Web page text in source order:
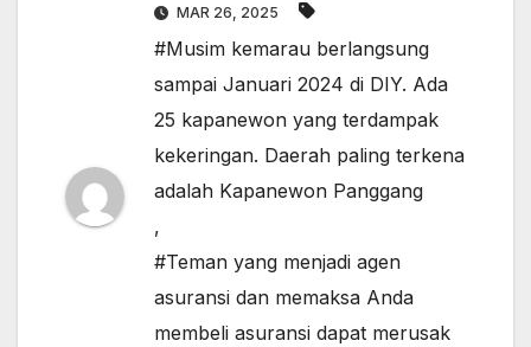
MAR 26, 2025
#Musim kemarau berlangsung
sampai Januari 2024 di DIY. Ada
25 kapanewon yang terdampak
kekeringan. Daerah paling terkena
adalah Kapanewon Panggang
,
#Teman yang menjadi agen
asuransi dan memaksa Anda
membeli asuransi dapat merusak